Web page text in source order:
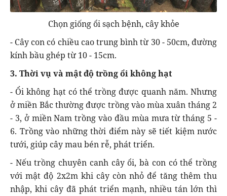
Chọn giống ổi sạch bệnh, cây khỏe
- Cây con có chiều cao trung bình từ 30 - 50cm, đường
kính bầu ghép từ 10 - 15cm.
3. Thời vụ và mật độ trồng ổi không hạt
- Ổi không hạt có thể trồng được quanh năm. Nhưng
ở miền Bắc thường được trồng vào mùa xuân tháng 2
- 3, ở miền Nam trồng vào đầu mùa mưa từ tháng 5 -
6. Trồng vào những thời điểm này sẽ tiết kiệm nước
tưới, giúp cây mau bén rễ, phát triển.
- Nếu trồng chuyên canh cây ổi, bà con có thể trồng
với mật độ 2x2m khi cây còn nhỏ để tăng thêm thu
nhập, khi cây đã phát triển mạnh, nhiều tán lớn thì